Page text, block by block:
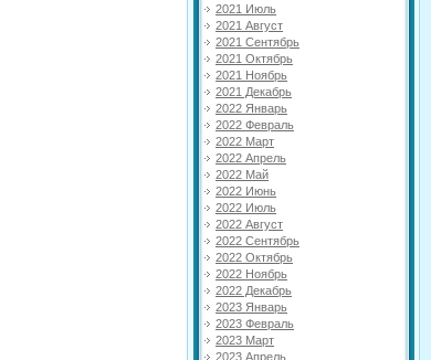
2021 Июль
2021 Август
2021 Сентябрь
2021 Октябрь
2021 Ноябрь
2021 Декабрь
2022 Январь
2022 Февраль
2022 Март
2022 Апрель
2022 Май
2022 Июнь
2022 Июль
2022 Август
2022 Сентябрь
2022 Октябрь
2022 Ноябрь
2022 Декабрь
2023 Январь
2023 Февраль
2023 Март
2023 Апрель